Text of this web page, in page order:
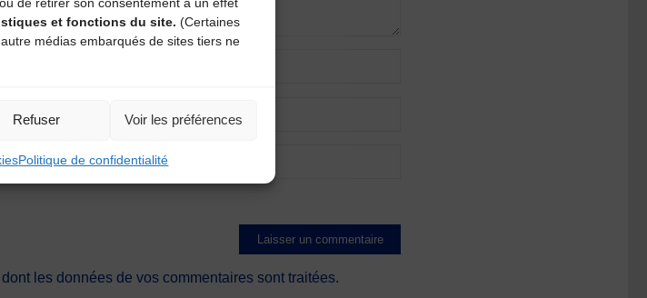
et fonctions du site. (Certaines
médias embarqués de sites tiers ne
Refuser Voir les préférences
Politique de confidentialité
les données de vos commentaires sont traitées.